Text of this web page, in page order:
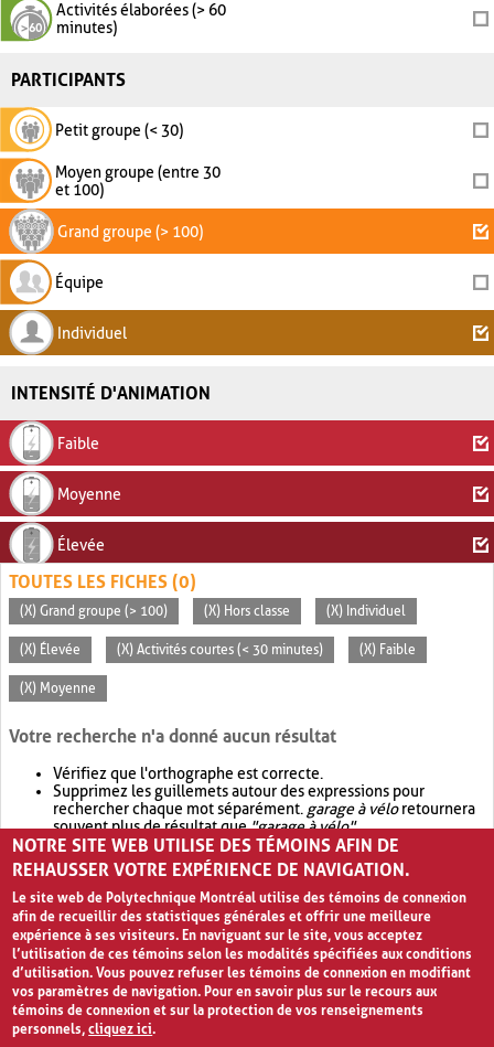
Activités élaborées (> 60
minutes)
PARTICIPANTS
Petit groupe (< 30)
Moyen groupe (entre 30
et 100)
Grand groupe (> 100)
Équipe
Individuel
INTENSITÉ D'ANIMATION
Faible
Moyenne
Élevée
TOUTES LES FICHES (0)
(X) Grand groupe (> 100) (X) Hors classe (X) Individuel
(X) Élevée (X) Activités courtes (< 30 minutes) (X) Faible
(X) Moyenne
Votre recherche n'a donné aucun résultat
Vérifiez que l'orthographe est correcte.
Supprimez les guillemets autour des expressions pour
rechercher chaque mot séparément. garage à véloretournera
souvent plus de résultat que"garage à vélo".
Envisagez d'élargir votre recherche avec OR.garage OR vélo
retournera souvent plus de résultat quegarage à vélo
NOTRE SITE WEB UTILISE DES TÉMOINS AFIN DE
REHAUSSER VOTRE EXPÉRIENCE DE NAVIGATION.
Le site web de Polytechnique Montréal utilise des témoins de connexion
afin de recueillir des statistiques générales et offrir une meilleure
expérience à ses visiteurs. En naviguant sur le site, vous acceptez
l’utilisation de ces témoins selon les modalités spécifiées aux conditions
d’utilisation. Vous pouvez refuser les témoins de connexion en modifiant
vos paramètres de navigation. Pour en savoir plus sur le recours aux
témoins de connexion et sur la protection de vos renseignements
personnels,cliquez ici.